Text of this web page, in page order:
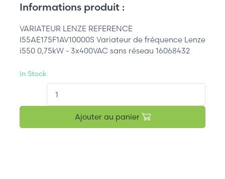
Informations produit :
VARIATEUR LENZE REFERENCE
I55AE175F1AV10000S Variateur de fréquence Lenze
i550 0,75kW - 3x400VAC sans réseau 16068432
In Stock
Ajouter au panier